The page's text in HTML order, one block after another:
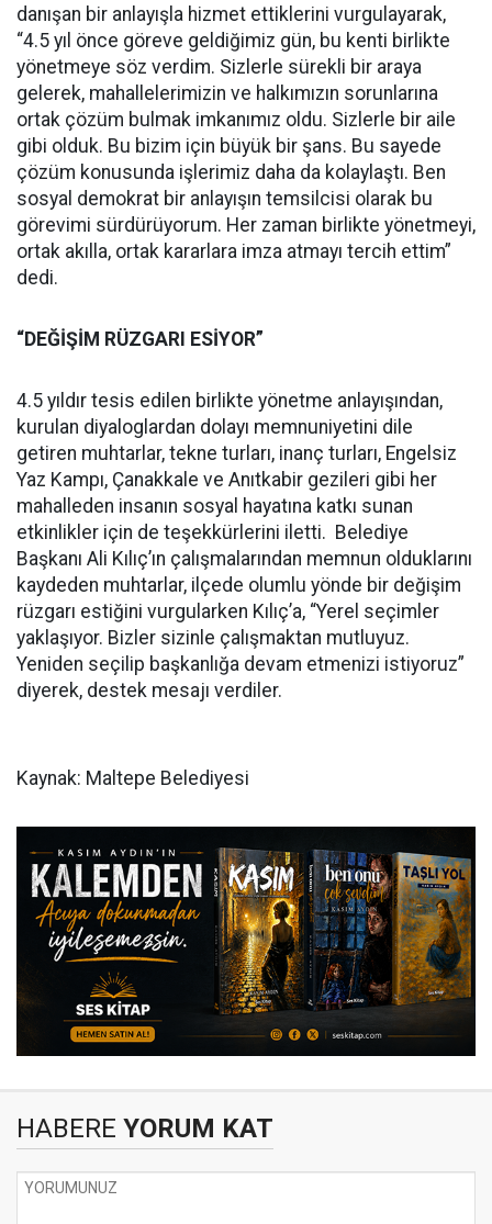
danışan bir anlayışla hizmet ettiklerini vurgulayarak,
“4.5 yıl önce göreve geldiğimiz gün, bu kenti birlikte
yönetmeye söz verdim. Sizlerle sürekli bir araya
gelerek, mahallelerimizin ve halkımızın sorunlarına
ortak çözüm bulmak imkanımız oldu. Sizlerle bir aile
gibi olduk. Bu bizim için büyük bir şans. Bu sayede
çözüm konusunda işlerimiz daha da kolaylaştı. Ben
sosyal demokrat bir anlayışın temsilcisi olarak bu
görevimi sürdürüyorum. Her zaman birlikte yönetmeyi,
ortak akılla, ortak kararlara imza atmayı tercih ettim”
dedi.
“DEĞİŞİM RÜZGARI ESİYOR”
4.5 yıldır tesis edilen birlikte yönetme anlayışından,
kurulan diyaloglardan dolayı memnuniyetini dile
getiren muhtarlar, tekne turları, inanç turları, Engelsiz
Yaz Kampı, Çanakkale ve Anıtkabir gezileri gibi her
mahalleden insanın sosyal hayatına katkı sunan
etkinlikler için de teşekkürlerini iletti. Belediye
Başkanı Ali Kılıç’ın çalışmalarından memnun olduklarını
kaydeden muhtarlar, ilçede olumlu yönde bir değişim
rüzgarı estiğini vurgularken Kılıç’a, “Yerel seçimler
yaklaşıyor. Bizler sizinle çalışmaktan mutluyuz.
Yeniden seçilip başkanlığa devam etmenizi istiyoruz”
diyerek, destek mesajı verdiler.
Kaynak: Maltepe Belediyesi
HABERE YORUM KAT